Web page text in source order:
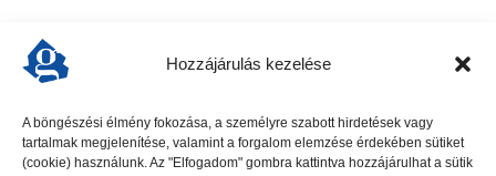
Hozzájárulás kezelése
A böngészési élmény fokozása, a személyre szabott hirdetések vagy
tartalmak megjelenítése, valamint a forgalom elemzése érdekében sütiket
(cookie) használunk. Az "Elfogadom" gombra kattintva hozzájárulhat a sütik
előző cikk következő cikk